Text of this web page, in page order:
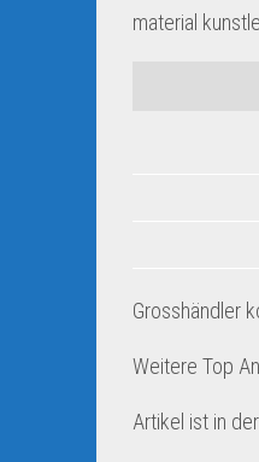
material
Grosshändler
Weitere Top
Artikel ist in